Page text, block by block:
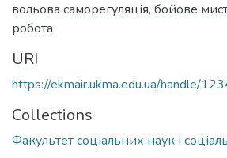
вольова саморегуляція, бойове
робота
URI
https://ekmair.ukma.edu.ua/handle/
Collections
Факультет соціальних наук і